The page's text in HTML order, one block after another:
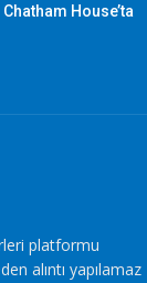
House’ta
platformu
alıntı yapılamaz